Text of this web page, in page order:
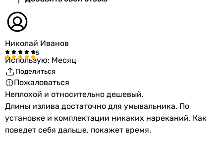
Николай Иванов
Использую: Месяц
Поделиться
Пожаловаться
Неплохой и относительно дешевый.
Длины излива достаточно для умывальника. По
установке и комплектации никаких нареканий. Как
поведет себя дальше, покажет время.